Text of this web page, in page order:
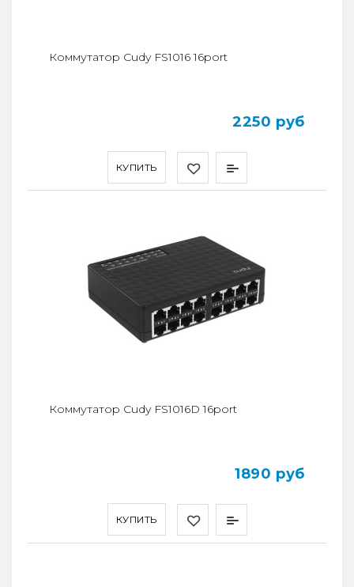
КУПИТЬ
Коммутатор Cudy FS1016 16port
2250 руб
КУПИТЬ
Коммутатор Cudy FS1016D 16port
1890 руб